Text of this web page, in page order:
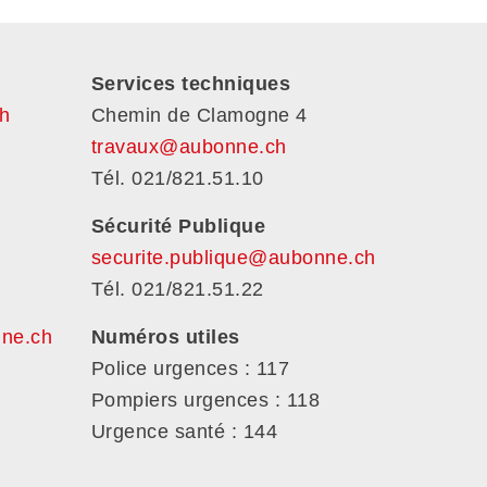
Services techniques
Chemin de Clamogne 4
travaux@aubonne.ch
Tél. 021/821.51.10
Sécurité Publique
securite.publique@aubonne.ch
Tél. 021/821.51.22
Numéros utiles
Police urgences : 117
Pompiers urgences : 118
Urgence santé : 144